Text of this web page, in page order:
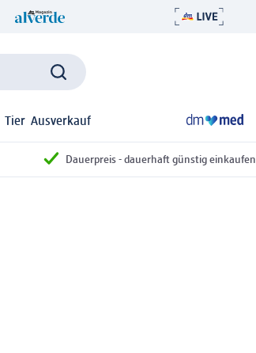
Tier Ausverkauf
Dauerpreis - dauerhaft günstig einkaufen